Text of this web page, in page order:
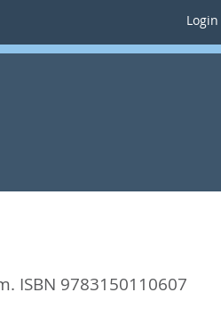
Login
ISBN 9783150110607